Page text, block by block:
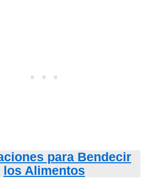
para Bendecir
los Alimentos